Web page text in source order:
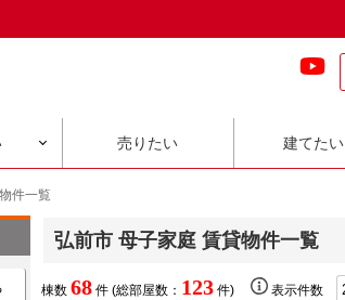
売りたい 建てたい
件一覧
弘前市 母子家庭 賃貸物件一覧
棟数 68 件 (総部屋数： 123 件) 表示件数